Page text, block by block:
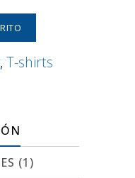
, T-shirts
(1)